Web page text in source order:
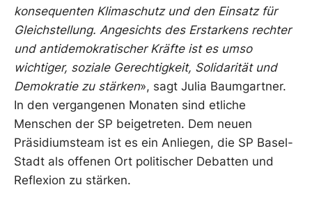
konsequenten Klimaschutz und den Einsatz für
Gleichstellung. Angesichts des Erstarkens rechter
und antidemokratischer Kräfte ist es umso
wichtiger, soziale Gerechtigkeit, Solidarität und
Demokratie zu stärken», sagt Julia Baumgartner.
In den vergangenen Monaten sind etliche
Menschen der SP beigetreten. Dem neuen
Präsidiumsteam ist es ein Anliegen, die SP Basel-
Stadt als offenen Ort politischer Debatten und
Reflexion zu stärken.